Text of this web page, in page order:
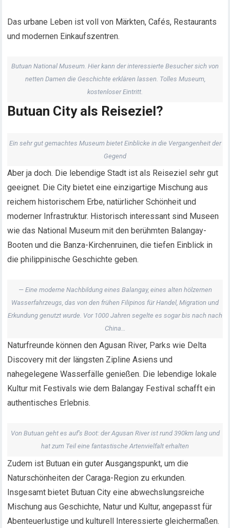
Das urbane Leben ist voll von Märkten, Cafés, Restaurants
und modernen Einkaufszentren.
Butuan National Museum. Hier kann der interessierte Besucher sich von
netten Damen die Geschichte erklären lassen. Tolles Museum,
kostenloser Eintritt.
Butuan City als Reiseziel?
Ein sehr gut gemachtes Museum bietet Einblicke in die Vergangenheit der
Gegend
Aber ja doch. Die lebendige Stadt ist als Reiseziel sehr gut
geeignet. Die City bietet eine einzigartige Mischung aus
reichem historischem Erbe, natürlicher Schönheit und
moderner Infrastruktur. Historisch interessant sind Museen
wie das National Museum mit den berühmten Balangay-
Booten und die Banza-Kirchenruinen, die tiefen Einblick in
die philippinische Geschichte geben.
— Eine moderne Nachbildung eines Balangay, eines alten hölzernen
Wasserfahrzeugs, das von den frühen Filipinos für Handel, Migration und
Erkundung genutzt wurde. Vor 1000 Jahren segelte es sogar bis nach nach
China…
Naturfreunde können den Agusan River, Parks wie Delta
Discovery mit der längsten Zipline Asiens und
nahegelegene Wasserfälle genießen. Die lebendige lokale
Kultur mit Festivals wie dem Balangay Festival schafft ein
authentisches Erlebnis.
Von Butuan geht es auf’s Boot: der Agusan River ist rund 390km lang und
hat zum Teil eine fantastische Artenvielfalt erhalten
Zudem ist Butuan ein guter Ausgangspunkt, um die
Naturschönheiten der Caraga-Region zu erkunden.
Insgesamt bietet Butuan City eine abwechslungsreiche
Mischung aus Geschichte, Natur und Kultur, angepasst für
Abenteuerlustige und kulturell Interessierte gleichermaßen.